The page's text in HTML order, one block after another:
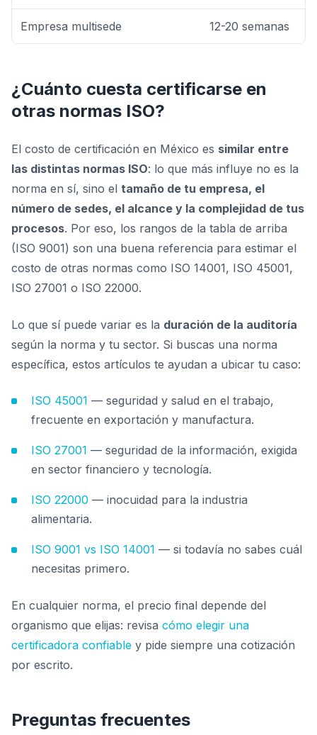
Empresa multisede 12-20 semanas
¿Cuánto cuesta certificarse en
otras normas ISO?
El costo de certificación en México es similar entre
las distintas normas ISO: lo que más influye no es la
norma en sí, sino el tamaño de tu empresa, el
número de sedes, el alcance y la complejidad de tus
procesos. Por eso, los rangos de la tabla de arriba
(ISO 9001) son una buena referencia para estimar el
costo de otras normas como ISO 14001, ISO 45001,
ISO 27001 o ISO 22000.
Lo que sí puede variar es la duración de la auditoría
según la norma y tu sector. Si buscas una norma
específica, estos artículos te ayudan a ubicar tu caso:
ISO 45001 — seguridad y salud en el trabajo,
frecuente en exportación y manufactura.
ISO 27001 — seguridad de la información, exigida
en sector financiero y tecnología.
ISO 22000 — inocuidad para la industria
alimentaria.
ISO 9001 vs ISO 14001 — si todavía no sabes cuál
necesitas primero.
En cualquier norma, el precio final depende del
organismo que elijas: revisa cómo elegir una
certificadora confiable y pide siempre una cotización
por escrito.
Preguntas frecuentes